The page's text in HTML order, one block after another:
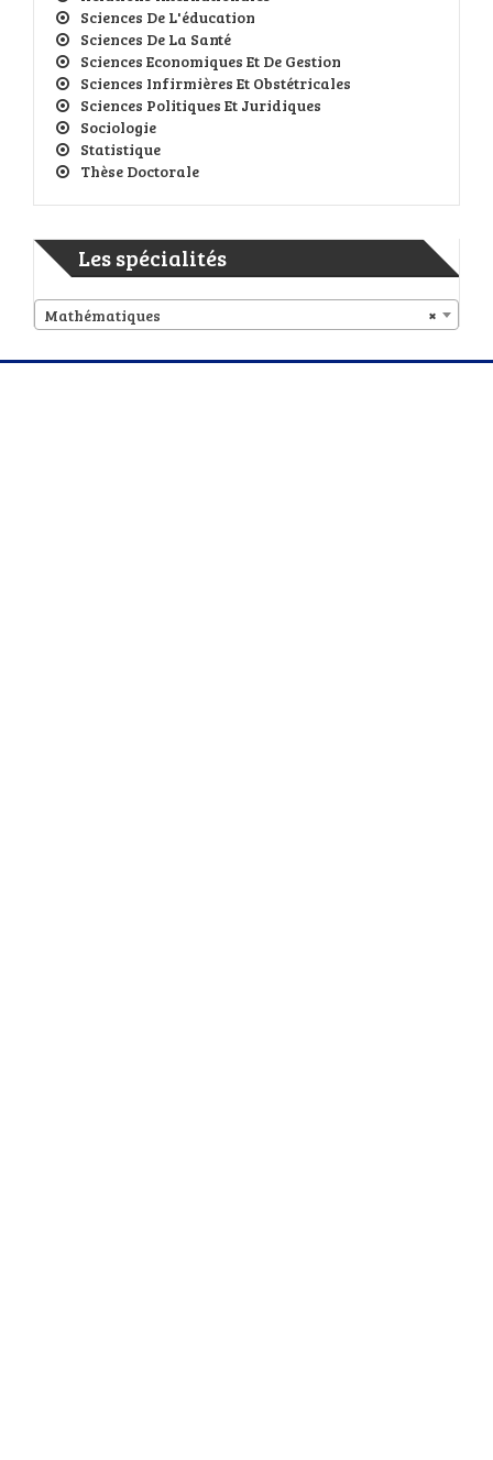
Sciences De L'éducation
Sciences De La Santé
Sciences Economiques Et De Gestion
Sciences Infirmières Et Obstétricales
Sciences Politiques Et Juridiques
Sociologie
Statistique
Thèse Doctorale
Les spécialités
×
Mathématiques